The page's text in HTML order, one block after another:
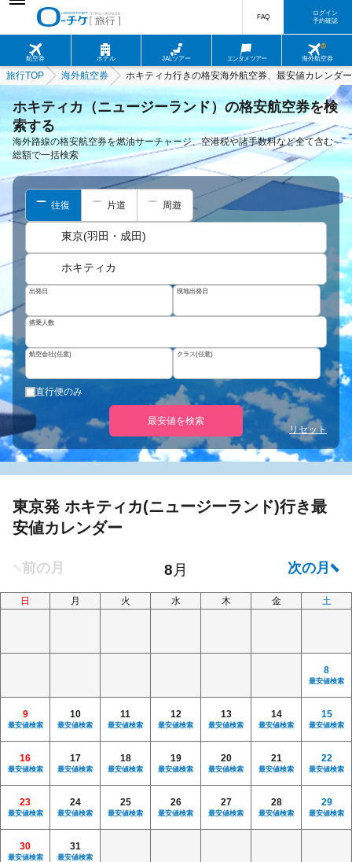
航空券 ホテル JALツアー エンタメツアー 海外航空券
FAQ
ログイン
予約確認
旅行TOP 海外航空券 ホキティカ行きの格安海外航空券、最安値カレンダー
ホキティカ（ニュージーランド）の格安航空券を検
索する
海外路線の格安航空券を燃油サーチャージ、空港税や諸手数料など全て含む
総額で一括検索
往復 片道 周遊
東京(羽田・成田)
ホキティカ
出発日 現地出発日
搭乗人数
航空会社(任意) クラス(任意)
直行便のみ
最安値を検索
リセット
東京発 ホキティカ(ニュージーランド)行き最
安値カレンダー
日 月 火 水 木 金 土
8
最安値検索
9
最安値検索
10
最安値検索
11
最安値検索
12
最安値検索
13
最安値検索
14
最安値検索
15
最安値検索
16
最安値検索
17
最安値検索
18
最安値検索
19
最安値検索
20
最安値検索
21
最安値検索
22
最安値検索
23
最安値検索
24
最安値検索
25
最安値検索
26
最安値検索
27
最安値検索
28
最安値検索
29
最安値検索
30
最安値検索
31
最安値検索